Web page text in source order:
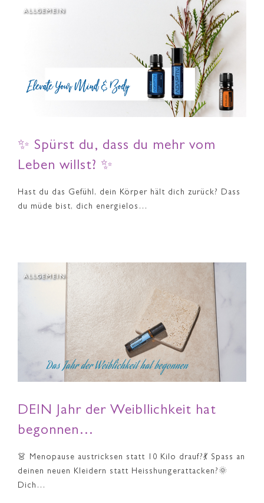
ALLGEMEIN
✨ Spürst du, dass du mehr vom
Leben willst? ✨
Hast du das Gefühl, dein Körper hält dich zurück? Dass
du müde bist, dich energielos…
ALLGEMEIN
DEIN Jahr der Weibllichkeit hat
begonnen…
👗 Menopause austricksen statt 10 Kilo drauf?💃 Spass an
deinen neuen Kleidern statt Heisshungerattacken?🌞
Dich…